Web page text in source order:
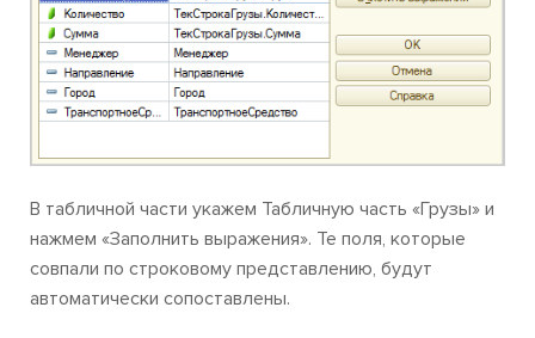
В табличной части укажем Табличную часть «Грузы» и
нажмем «Заполнить выражения». Те поля, которые
совпали по строковому представлению, будут
автоматически сопоставлены.